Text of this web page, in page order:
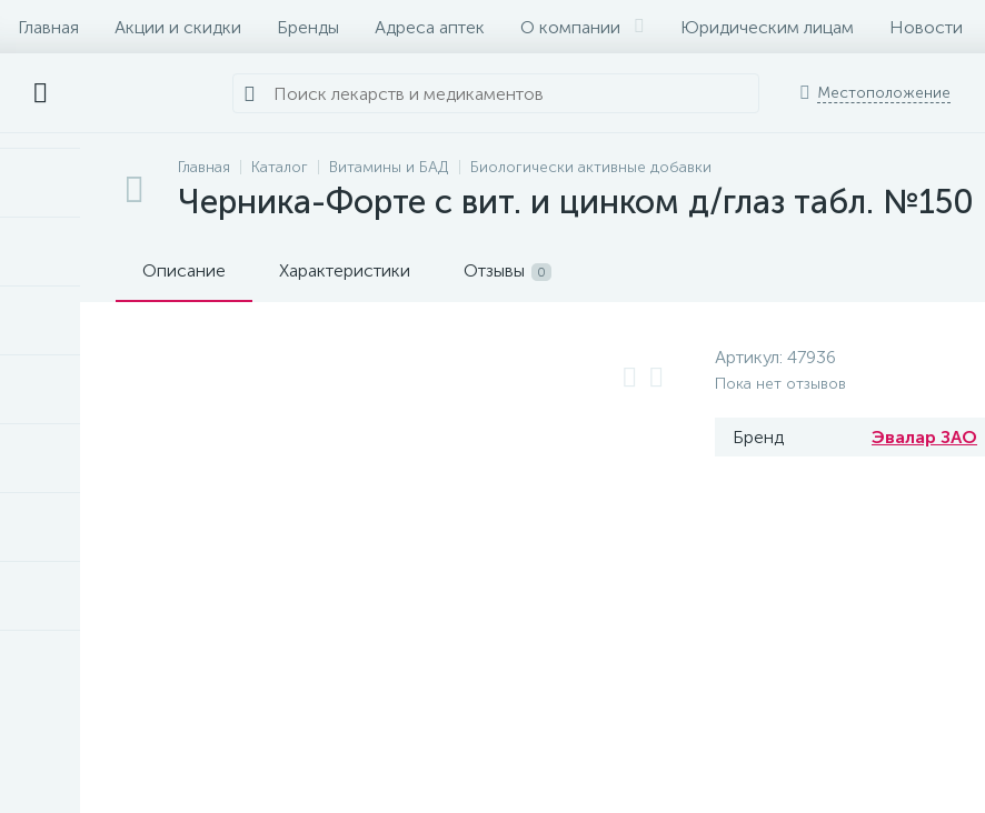
Главная Акции и скидки Бренды Адреса аптек О компании Юридическим лицам Новости
Местоположение
Главная Каталог Витамины и БАД Биологически активные добавки
Черника-Форте с вит. и цинком д/глаз табл. №150
Описание Характеристики Отзывы 0
Артикул: 47936
Пока нет отзывов
Бренд Эвалар ЗАО